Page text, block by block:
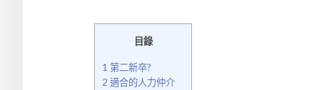
目錄
1 第二新卒?
2 適合的人力仲介